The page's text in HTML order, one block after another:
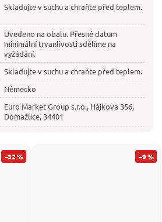
Skladujte v suchu a chraňte před teplem.
Uvedeno na obalu. Přesné datum
minimální trvanlivosti sdělíme na
vyžádání.
Skladujte v suchu a chraňte před teplem.
Německo
Euro Market Group s.r.o., Hájkova 356,
Domažlice, 34401
–32 % –9 %